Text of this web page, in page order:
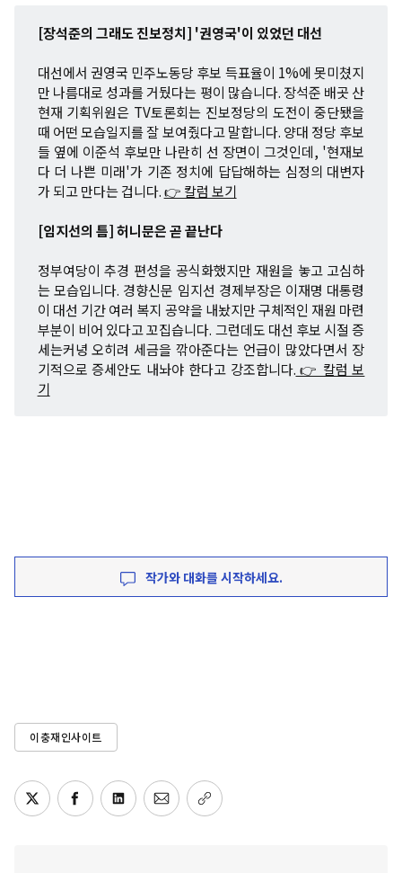
[장석준의 그래도 진보정치] '권영국'이 있었던 대선
대선에서 권영국 민주노동당 후보 득표율이 1%에 못미쳤지
만 나름대로 성과를 거뒀다는 평이 많습니다. 장석준 배곳 산
현재 기획위원은 TV토론회는 진보정당의 도전이 중단됐을
때 어떤 모습일지를 잘 보여줬다고 말합니다. 양대 정당 후보
들 옆에 이준석 후보만 나란히 선 장면이 그것인데, '현재보
다 더 나쁜 미래'가 기존 정치에 답답해하는 심정의 대변자
가 되고 만다는 겁니다.👉 칼럼 보기
[임지선의 틈] 허니문은 곧 끝난다
정부여당이 추경 편성을 공식화했지만 재원을 놓고 고심하
는 모습입니다. 경향신문 임지선 경제부장은 이재명 대통령
이 대선 기간 여러 복지 공약을 내놨지만 구체적인 재원 마련
부분이 비어 있다고 꼬집습니다. 그런데도 대선 후보 시절 증
세는커녕 오히려 세금을 깎아준다는 언급이 많았다면서 장
기적으로 증세안도 내놔야 한다고 강조합니다. 👉 칼럼 보
기
작가와 대화를 시작하세요.
이충재인사이트